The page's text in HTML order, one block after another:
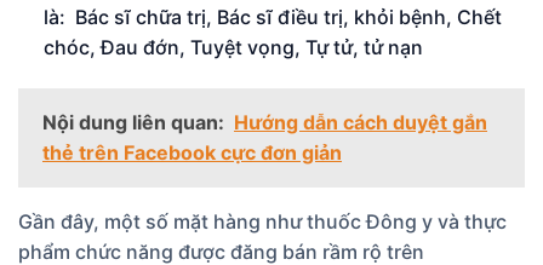
là: Bác sĩ chữa trị, Bác sĩ điều trị, khỏi bệnh, Chết
chóc, Đau đớn, Tuyệt vọng, Tự tử, tử nạn
Nội dung liên quan: Hướng dẫn cách duyệt gắn
thẻ trên Facebook cực đơn giản
Gần đây, một số mặt hàng như thuốc Đông y và thực
phẩm chức năng được đăng bán rầm rộ trên